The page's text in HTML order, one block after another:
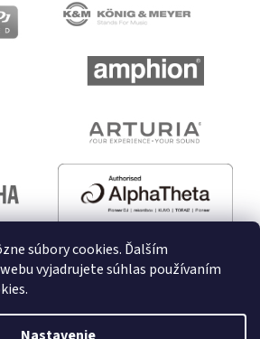
súbory cookies. Ďalším
vyjadrujete súhlas používaním
Vytvoril Shoptet